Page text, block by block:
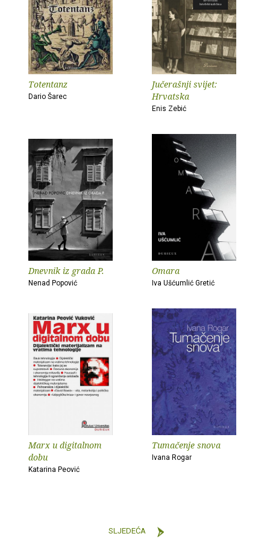
Totentanz
Dario Šarec
Jučerašnji svijet:
Hrvatska
Enis Zebić
Dnevnik iz grada P.
Nenad Popović
Omara
Iva Ušćumlić Gretić
Marx u digitalnom
dobu
Katarina Peović
Tumačenje snova
Ivana Rogar
SLJEDEĆA